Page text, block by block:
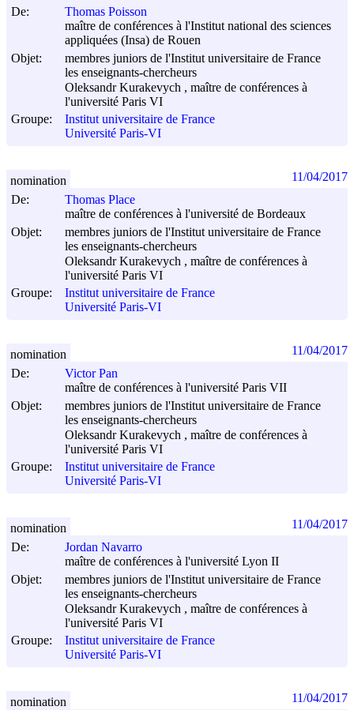
De:
Thomas Poisson
maître de conférences à l'Institut national des sciences
appliquées (Insa) de Rouen
Objet:
membres juniors de l'Institut universitaire de France
les enseignants-chercheurs
Oleksandr Kurakevych , maître de conférences à
l'université Paris VI
Groupe:
Institut universitaire de France
Université Paris-VI
De:
Thomas Place
maître de conférences à l'université de Bordeaux
Objet:
membres juniors de l'Institut universitaire de France
les enseignants-chercheurs
Oleksandr Kurakevych , maître de conférences à
l'université Paris VI
Groupe:
Institut universitaire de France
Université Paris-VI
nomination 11/04/2017
De:
Victor Pan
maître de conférences à l'université Paris VII
Objet:
membres juniors de l'Institut universitaire de France
les enseignants-chercheurs
Oleksandr Kurakevych , maître de conférences à
l'université Paris VI
Groupe:
Institut universitaire de France
Université Paris-VI
nomination 11/04/2017
De:
Jordan Navarro
maître de conférences à l'université Lyon II
Objet:
membres juniors de l'Institut universitaire de France
les enseignants-chercheurs
Oleksandr Kurakevych , maître de conférences à
l'université Paris VI
Groupe:
Institut universitaire de France
Université Paris-VI
nomination 11/04/2017
nomination 11/04/2017